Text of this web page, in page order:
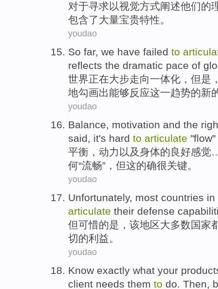
对于寻求以视觉方式阐述他们的
包含了大量宝贵特性。
youdao
So far, we have failed to
reflects the dramatic pace of
世界正在大步走向一体化，但是
地勾画出能够反应这一趋势的新
youdao
Balance, motivation and the
said, it's hard to articulate "flow"
平衡 ， 动力 以及身体的良好感觉
何“流畅”， 但这的确很关键。
youdao
Unfortunately, most countries in
articulate their defense
但可惜的是， 该地区大多数国家
切的利益。
youdao
Know exactly what your
client needs them to do . Then,